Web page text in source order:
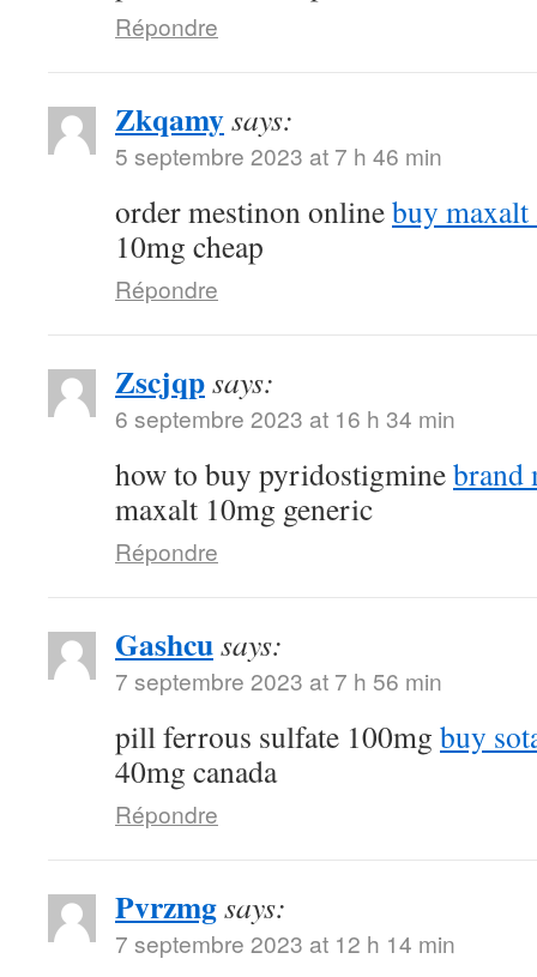
Répondre
Zkqamysays:
5 septembre 2023 at 7 h 46 min
order mestinon onlinebuy
10mg cheap
Répondre
Zscjqpsays:
6 septembre 2023 at 16 h 34 min
how to buy pyridostigminebrand
maxalt 10mg generic
Répondre
Gashcusays:
7 septembre 2023 at 7 h 56 min
pill ferrous sulfate 100mg buy
40mg canada
Répondre
Pvrzmgsays:
7 septembre 2023 at 12 h 14 min